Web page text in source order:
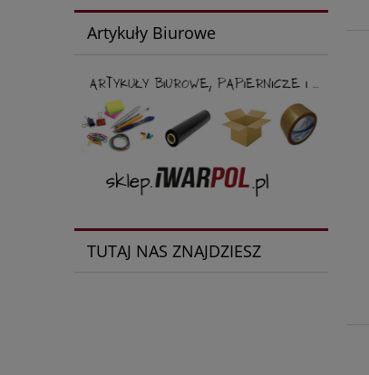
Artykuły Biurowe
TUTAJ NAS ZNAJDZIESZ